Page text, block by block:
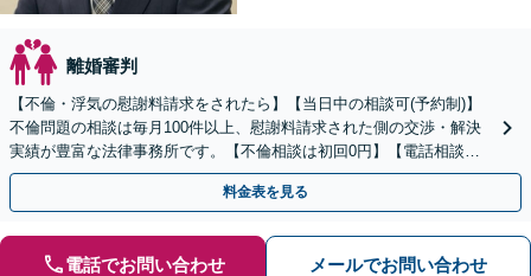
離婚審判
【不倫・浮気の慰謝料請求をされたら】【当日中の相談可(予約制)】
不倫問題の相談は毎月100件以上、慰謝料請求された側の交渉・解決
実績が豊富な法律事務所です。【不倫相談は初回0円】【電話相談で
ご契約まで対応可/来所不要】
料金表を見る
電話でお問い合わせ メールでお問い合わせ